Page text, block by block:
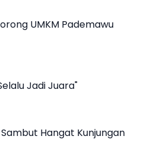
UMKM Pademawu
Jadi Juara"
Hangat Kunjungan